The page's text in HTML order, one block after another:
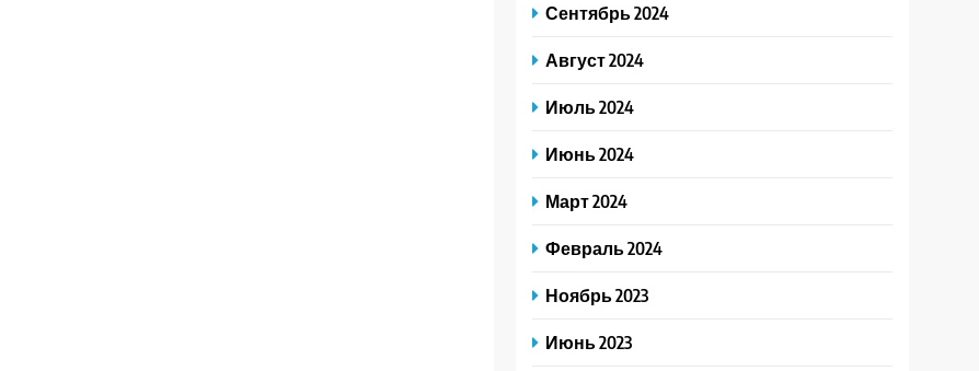
Сентябрь 2024
Август 2024
Июль 2024
Июнь 2024
Март 2024
Февраль 2024
Ноябрь 2023
Июнь 2023